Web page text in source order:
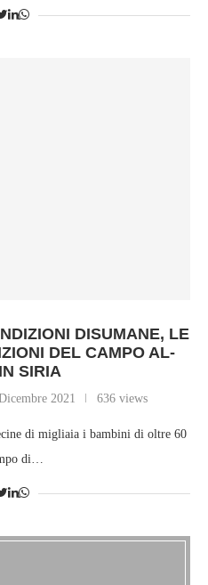
DISUMANE, LE
DEL CAMPO AL-
SIRIA
2021 636 views
di migliaia i bambini di oltre 60
di…